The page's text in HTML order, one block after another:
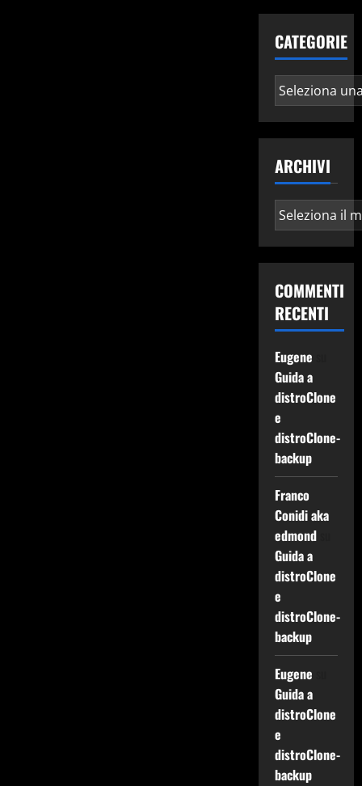
CATEGORIE
Categorie
ARCHIVI
Archivi
COMMENTI
RECENTI
Eugene
Guida a
distroClone
e
distroClone-
backup
Franco
Conidi aka
edmondsu
Guida a
distroClone
e
distroClone-
backup
Eugene
Guida a
distroClone
e
distroClone-
backup